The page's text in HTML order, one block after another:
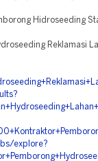
Hidroseeding
Reklamasi
explore?